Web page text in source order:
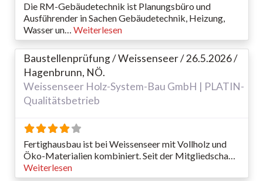
Die RM-Gebäudetechnik ist Planungsbüro und
Ausführender in Sachen Gebäudetechnik, Heizung,
Wasser un… Weiterlesen
Baustellenprüfung / Weissenseer / 26.5.2026 /
Hagenbrunn, NÖ.
Weissenseer Holz-System-Bau GmbH | PLATIN-
Qualitätsbetrieb
Fertighausbau ist bei Weissenseer mit Vollholz und
Öko-Materialien kombiniert. Seit der Mitgliedscha…
Weiterlesen